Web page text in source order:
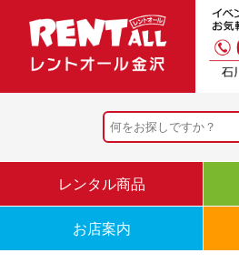
レンタル商品
お店案内